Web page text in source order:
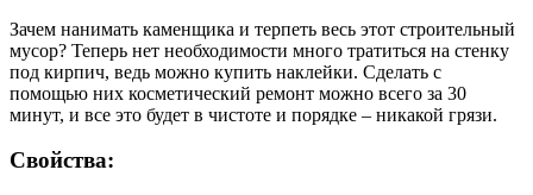
Зачем нанимать каменщика и терпеть весь этот строительный
мусор? Теперь нет необходимости много тратиться на стенку
под кирпич, ведь можно купить наклейки. Сделать с
помощью них косметический ремонт можно всего за 30
минут, и все это будет в чистоте и порядке – никакой грязи.
Свойства: